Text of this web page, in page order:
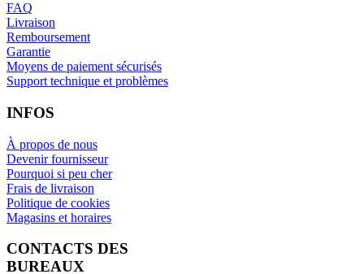
FAQ
Livraison
Remboursement
Garantie
Moyens de paiement sécurisés
Support technique et problèmes
INFOS
À propos de nous
Devenir fournisseur
Pourquoi si peu cher
Frais de livraison
Politique de cookies
Magasins et horaires
CONTACTS DES
BUREAUX